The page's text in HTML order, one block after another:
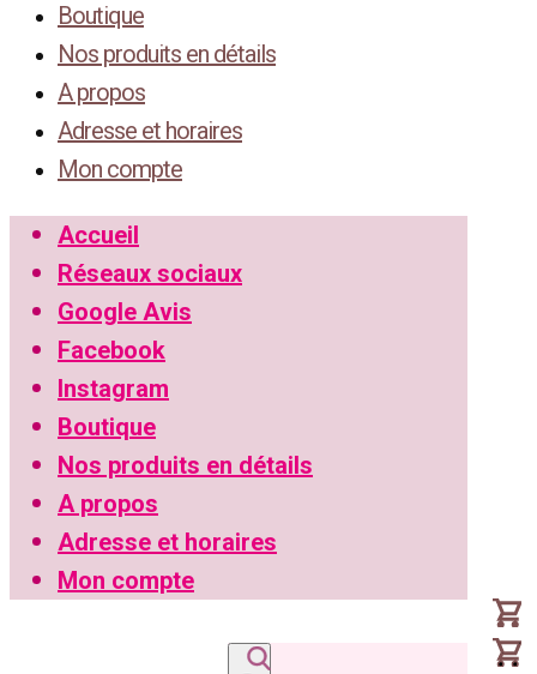
Boutique
Nos produits en détails
A propos
Adresse et horaires
Mon compte
Accueil
Réseaux sociaux
Google Avis
Facebook
Instagram
Boutique
Nos produits en détails
A propos
Adresse et horaires
Mon compte